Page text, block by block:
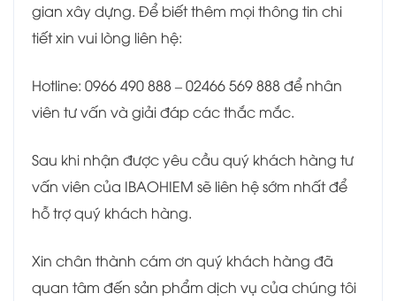
gian xây dựng. Để biết thêm mọi thông tin chi
tiết xin vui lòng liên hệ:
Hotline: 0966 490 888 – 02466 569 888 để nhân
viên tư vấn và giải đáp các thắc mắc.
Sau khi nhận được yêu cầu quý khách hàng tư
vấn viên của IBAOHIEM sẽ liên hệ sớm nhất để
hỗ trợ quý khách hàng.
Xin chân thành cám ơn quý khách hàng đã
quan tâm đến sản phẩm dịch vụ của chúng tôi